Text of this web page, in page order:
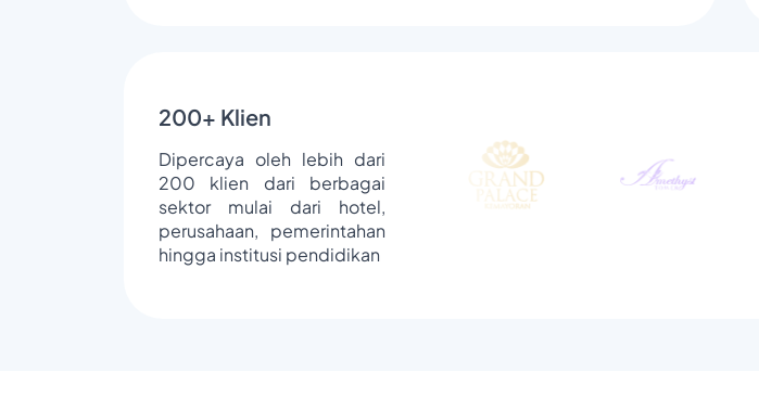
200+ Klien
Dipercaya oleh lebih dari
200 klien dari berbagai
sektor mulai dari hotel,
perusahaan, pemerintahan
hingga institusi pendidikan